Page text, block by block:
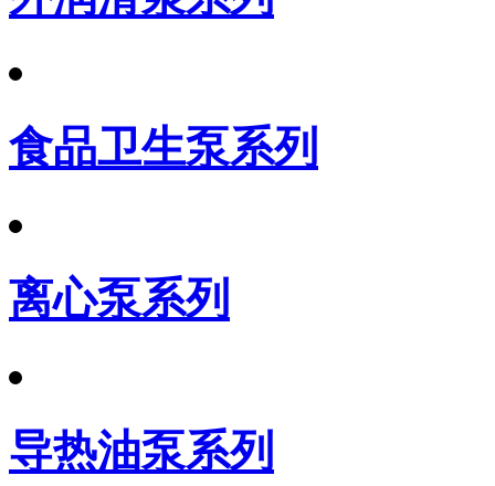
食品卫生泵系列
离心泵系列
导热油泵系列